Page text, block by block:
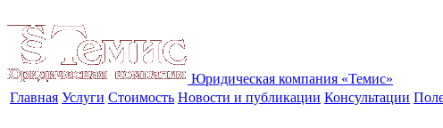
Юридическая компания «Темис»
Главная Услуги Стоимость Новости и публикации Консультации